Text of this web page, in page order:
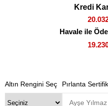
Kredi
Havale ile
Altın Rengini Seç Pırlanta